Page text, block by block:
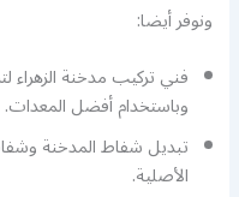
ونوفر أيضا:
فني تركيب مدخنة الزهراء
وباستخدام أفضل المعدات.
تبديل شفاط المدخنة
الأصلية.